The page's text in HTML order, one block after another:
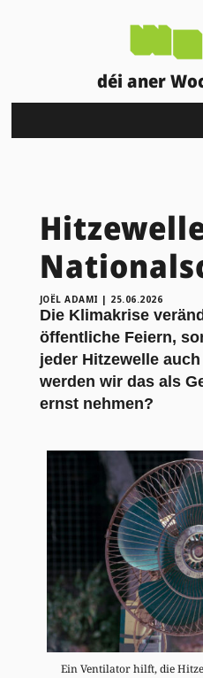
déi aner
JOËL ADAMI | 25.06.2026
Die Klimakrise
öffentliche Feiern,
jeder Hitzewelle
werden wir das als
ernst nehmen?
Ein Ventilator hilft, die